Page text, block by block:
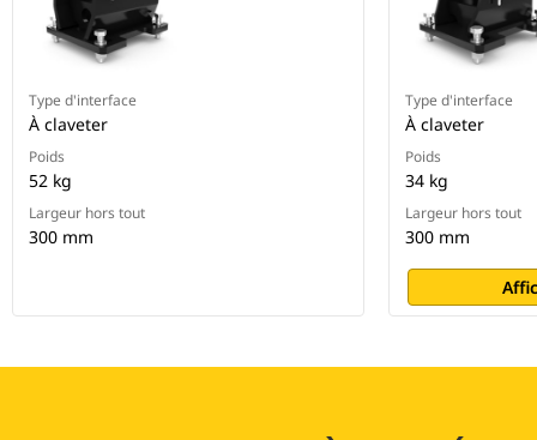
Type d'interface
À claveter
Poids
52 kg
Largeur hors tout
300 mm
Type d'interface
À claveter
Poids
34 kg
Largeur hors tout
300 mm